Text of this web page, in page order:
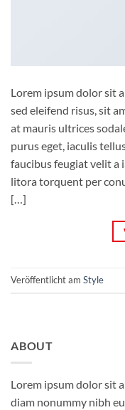
Lorem ipsum dolor sit
sed eleifend risus, sit
at mauris ultrices
purus eget, iaculis
faucibus feugiat velit a
litora torquent per
[…]
Veröffentlicht am Style
ABOUT
Lorem ipsum dolor sit
diam nonummy nibh